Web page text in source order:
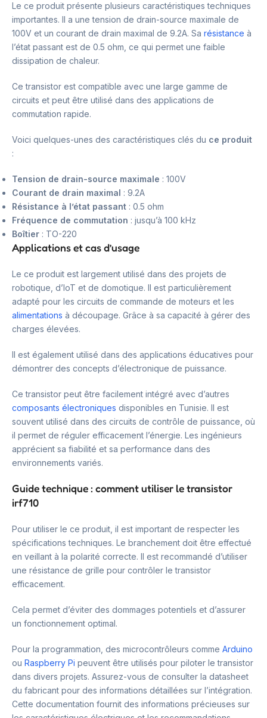
Le ce produit présente plusieurs caractéristiques techniques
importantes. Il a une tension de drain-source maximale de
100V et un courant de drain maximal de 9.2A. Sa résistance à
l’état passant est de 0.5 ohm, ce qui permet une faible
dissipation de chaleur.
Ce transistor est compatible avec une large gamme de
circuits et peut être utilisé dans des applications de
commutation rapide.
Voici quelques-unes des caractéristiques clés du ce produit
:
Tension de drain-source maximale : 100V
Courant de drain maximal : 9.2A
Résistance à l’état passant : 0.5 ohm
Fréquence de commutation : jusqu’à 100 kHz
Boîtier : TO-220
Applications et cas d’usage
Le ce produit est largement utilisé dans des projets de
robotique, d’IoT et de domotique. Il est particulièrement
adapté pour les circuits de commande de moteurs et les
alimentations à découpage. Grâce à sa capacité à gérer des
charges élevées.
Il est également utilisé dans des applications éducatives pour
démontrer des concepts d’électronique de puissance.
Ce transistor peut être facilement intégré avec d’autres
composants électroniques disponibles en Tunisie. Il est
souvent utilisé dans des circuits de contrôle de puissance, où
il permet de réguler efficacement l’énergie. Les ingénieurs
apprécient sa fiabilité et sa performance dans des
environnements variés.
Guide technique : comment utiliser le transistor
irf710
Pour utiliser le ce produit, il est important de respecter les
spécifications techniques. Le branchement doit être effectué
en veillant à la polarité correcte. Il est recommandé d’utiliser
une résistance de grille pour contrôler le transistor
efficacement.
Cela permet d’éviter des dommages potentiels et d’assurer
un fonctionnement optimal.
Pour la programmation, des microcontrôleurs comme Arduino
ou Raspberry Pi peuvent être utilisés pour piloter le transistor
dans divers projets. Assurez-vous de consulter la datasheet
du fabricant pour des informations détaillées sur l’intégration.
Cette documentation fournit des informations précieuses sur